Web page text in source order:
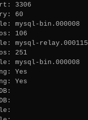
60
bin.000008
106
relay.000115
251
bin.000008
Yes
Yes